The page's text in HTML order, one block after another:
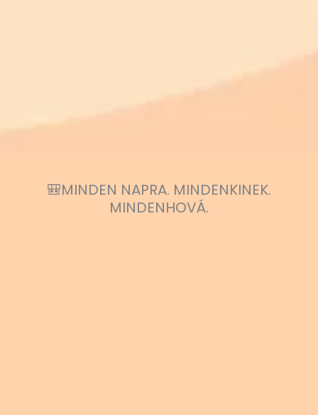
🎒MINDEN NAPRA. MINDENKINEK.
MINDENHOVÁ.